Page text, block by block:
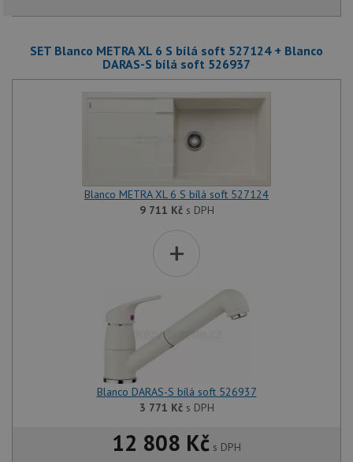
SET Blanco METRA XL 6 S bílá soft 527124 + Blanco
DARAS-S bílá soft 526937
Blanco METRA XL 6 S bílá soft 527124
9 711 Kčs DPH
+
Blanco DARAS-S bílá soft 526937
3 771 Kčs DPH
12 808 Kč s DPH